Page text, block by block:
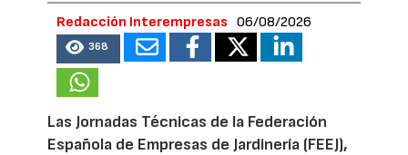
Redacción Interempresas 06/08/2026
368
Las Jornadas Técnicas de la Federación
Española de Empresas de Jardinería (FEEJ),